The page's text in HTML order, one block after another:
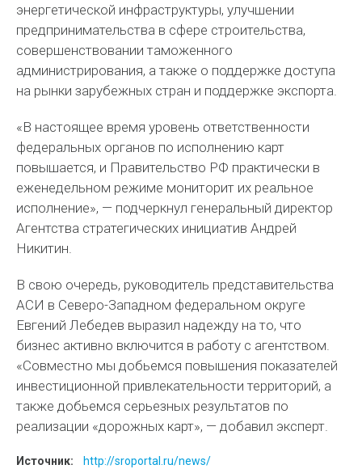
энергетической инфраструктуры, улучшении
предпринимательства в сфере строительства,
совершенствовании таможенного
администрирования, а также о поддержке доступа
на рынки зарубежных стран и поддержке экспорта.
«В настоящее время уровень ответственности
федеральных органов по исполнению карт
повышается, и Правительство РФ практически в
еженедельном режиме мониторит их реальное
исполнение», — подчеркнул генеральный директор
Агентства стратегических инициатив Андрей
Никитин.
В свою очередь, руководитель представительства
АСИ в Северо-Западном федеральном округе
Евгений Лебедев выразил надежду на то, что
бизнес активно включится в работу с агентством.
«Совместно мы добьемся повышения показателей
инвестиционной привлекательности территорий, а
также добьемся серьезных результатов по
реализации «дорожных карт», — добавил эксперт.
Источник: http://sroportal.ru/news/